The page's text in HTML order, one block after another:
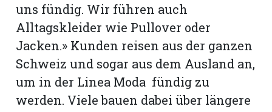
uns fündig. Wir führen auch
Alltagskleider wie Pullover oder
Jacken.» Kunden reisen aus der ganzen
Schweiz und sogar aus dem Ausland an,
um in der Linea Moda fündig zu
werden. Viele bauen dabei über längere